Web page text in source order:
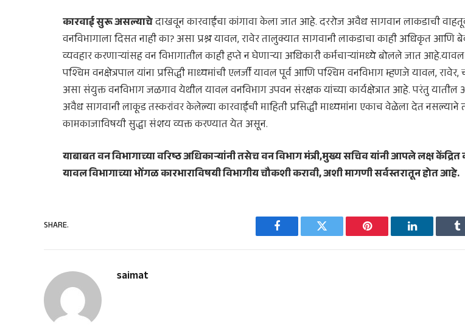
कारवाई सुरू असल्याचेदाखवून कारवाईचा कांगावा केला जात आहे. दररोज अवैध सागवान लाकडाची
वनविभागाला दिसत नाही का? असा प्रश्न यावल, रावेर तालुक्यात सागवानी लाकडाचा काही अधिकृत आणि
व्यवहार करणाऱ्यांसह वन विभागातील काही हप्ते न घेणाऱ्या अधिकारी कर्मचाऱ्यांमध्ये बोलले जात आहे.यावल
पश्चिम वनक्षेत्रपाल यांना प्रसिद्धी माध्यमांची एलर्जी यावल पूर्व आणि पश्चिम वनविभाग म्हणजे यावल, रावेर,
असा संयुक्त वनविभाग जळगाव येथील यावल वनविभाग उपवन संरक्षक यांच्या कार्यक्षेत्रात आहे. परंतु यातील
अवैध सागवानी लाकूड तस्करांवर केलेल्या कारवाईची माहिती प्रसिद्धी माध्यमांना एकाच वेळेला देत नसल्याने
कामकाजाविषयी सुद्धा संशय व्यक्त करण्यात येत असून.
याबाबत वन विभागाच्या वरिष्ठ अधिकाऱ्यांनी तसेच वन विभाग मंत्री,मुख्य सचिव यांनी आपले लक्ष
यावल विभागाच्या भोंगळ कारभाराविषयी विभागीय चौकशी करावी, अशी मागणी सर्वस्तरातून होत आहे.
SHARE.
Facebook Twitter Pinterest LinkedIn
saimat